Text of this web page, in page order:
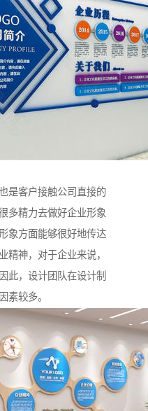
是客户接触公司直接的
多精力去做好企业形象
象方面能够很好地传达
精神，对于企业来说，
此，设计团队在设计制
素较多。